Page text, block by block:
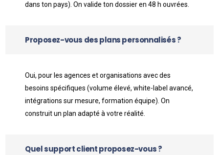
dans ton pays). On valide ton dossier en 48 h ouvrées.
Proposez-vous des plans personnalisés ?
Oui, pour les agences et organisations avec des
besoins spécifiques (volume élevé, white-label avancé,
intégrations sur mesure, formation équipe). On
construit un plan adapté à votre réalité.
Quel support client proposez-vous ?